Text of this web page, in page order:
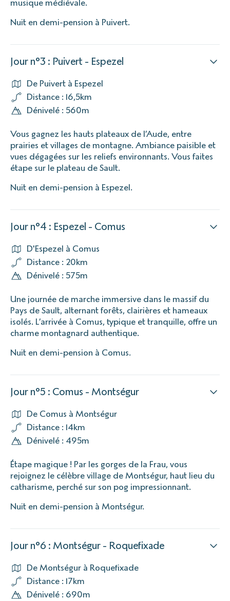
musique médiévale.
Nuit en demi-pension à Puivert.
Jour n°3 : Puivert - Espezel
De Puivert à Espezel
Distance : 16,5km
Dénivelé : 560m
Vous gagnez les hauts plateaux de l’Aude, entre
prairies et villages de montagne. Ambiance paisible et
vues dégagées sur les reliefs environnants. Vous faites
étape sur le plateau de Sault.
Nuit en demi-pension à Espezel.
Jour n°4 : Espezel - Comus
D'Espezel à Comus
Distance : 20km
Dénivelé : 575m
Une journée de marche immersive dans le massif du
Pays de Sault, alternant forêts, clairières et hameaux
isolés. L’arrivée à Comus, typique et tranquille, offre un
charme montagnard authentique.
Nuit en demi-pension à Comus.
Jour n°5 : Comus - Montségur
De Comus à Montségur
Distance : 14km
Dénivelé : 495m
Étape magique ! Par les gorges de la Frau, vous
rejoignez le célèbre village de Montségur, haut lieu du
catharisme, perché sur son pog impressionnant.
Nuit en demi-pension à Montségur.
Jour n°6 : Montségur - Roquefixade
De Montségur à Roquefixade
Distance : 17km
Dénivelé : 690m